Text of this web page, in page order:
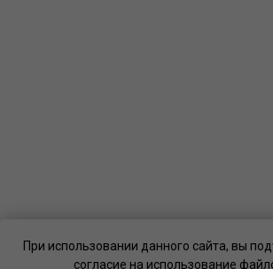
При использовании данного сайта, вы
согласие на использование